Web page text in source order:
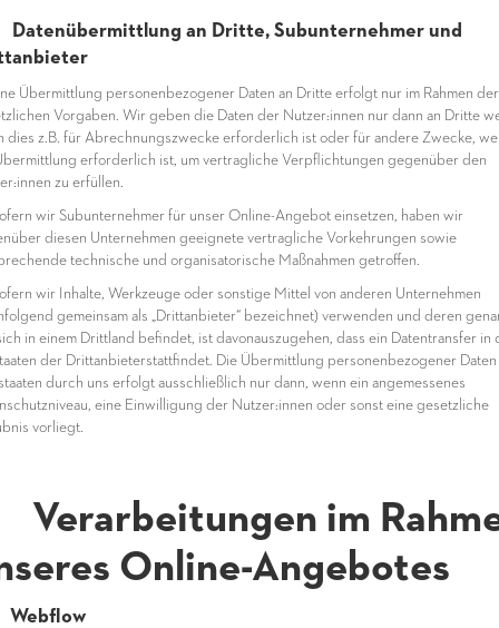
an Dritte, Subunternehmer und
Übermittlung personenbezogener Daten an Dritte erfolgt nur im Rahmen der
Vorgaben. Wir geben die Daten der Nutzer:innen nur dann an Dritte
dies z.B. für Abrechnungszwecke erforderlich ist oder für andere Zwecke,
erforderlich ist, um vertragliche Verpflichtungen gegenüber den
zu erfüllen.
wir Subunternehmer für unser Online-Angebot einsetzen, haben wir
diesen Unternehmen geeignete vertragliche Vorkehrungen sowie
technische und organisatorische Maßnahmen getroffen.
wir Inhalte, Werkzeuge oder sonstige Mittel von anderen Unternehmen
gemeinsam als „Drittanbieter“ bezeichnet) verwenden und deren
in einem Drittland befindet, ist davonauszugehen, dass ein Datentransfer in
der Drittanbieterstattfindet. Die Übermittlung personenbezogener Daten
durch uns erfolgt ausschließlich nur dann, wenn ein angemessenes
eine Einwilligung der Nutzer:innen oder sonst eine gesetzliche
vorliegt.
im
Online-Angebotes
Webflow